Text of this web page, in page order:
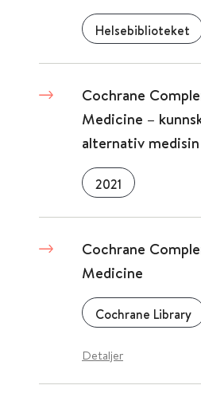
Helsebiblioteket
Cochrane
Medicine –
alternativ medisin
2021
Cochrane
Medicine
Cochrane Library
Detaljer